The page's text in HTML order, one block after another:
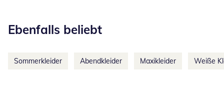
Ebenfalls beliebt
Sommerkleider Abendkleider Maxikleider Weiße